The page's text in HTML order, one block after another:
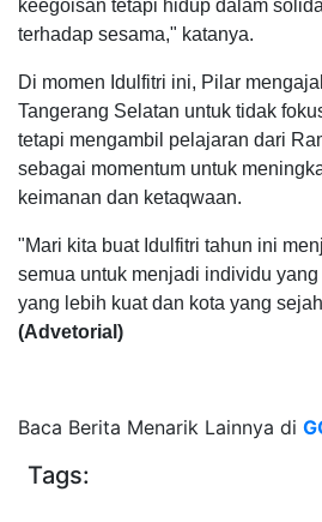
keegoisan tetapi hidup dalam
terhadap sesama," katanya.
Di momen Idulfitri ini, Pilar
Tangerang Selatan untuk tidak
tetapi mengambil pelajaran dari
sebagai momentum untuk
keimanan dan ketaqwaan.
"Mari kita buat Idulfitri tahun ini
semua untuk menjadi individu
yang lebih kuat dan kota yang
(Advetorial)
Baca Berita Menarik Lainnya di
Tags: